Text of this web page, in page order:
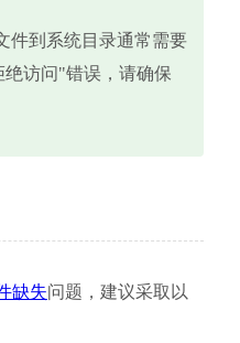
件到系统目录通常需要
访问"错误，请确保
缺失问题，建议采取以